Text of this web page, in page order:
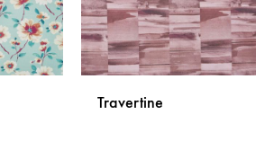
Travertine